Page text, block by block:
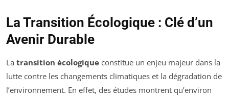
La Transition Écologique : Clé d’un
Avenir Durable
La transition écologique constitue un enjeu majeur dans la
lutte contre les changements climatiques et la dégradation de
l’environnement. En effet, des études montrent qu’environ